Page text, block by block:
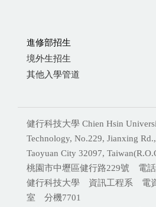
進修部招生
境外生招生
其他入學管道
健行科技大學 Chien Hsin
Technology, No.229, Jianxing
Taoyuan City 32097,
桃園市中壢區健行路229號 電話
健行科技大學 資訊工程系 電
室 分機7701